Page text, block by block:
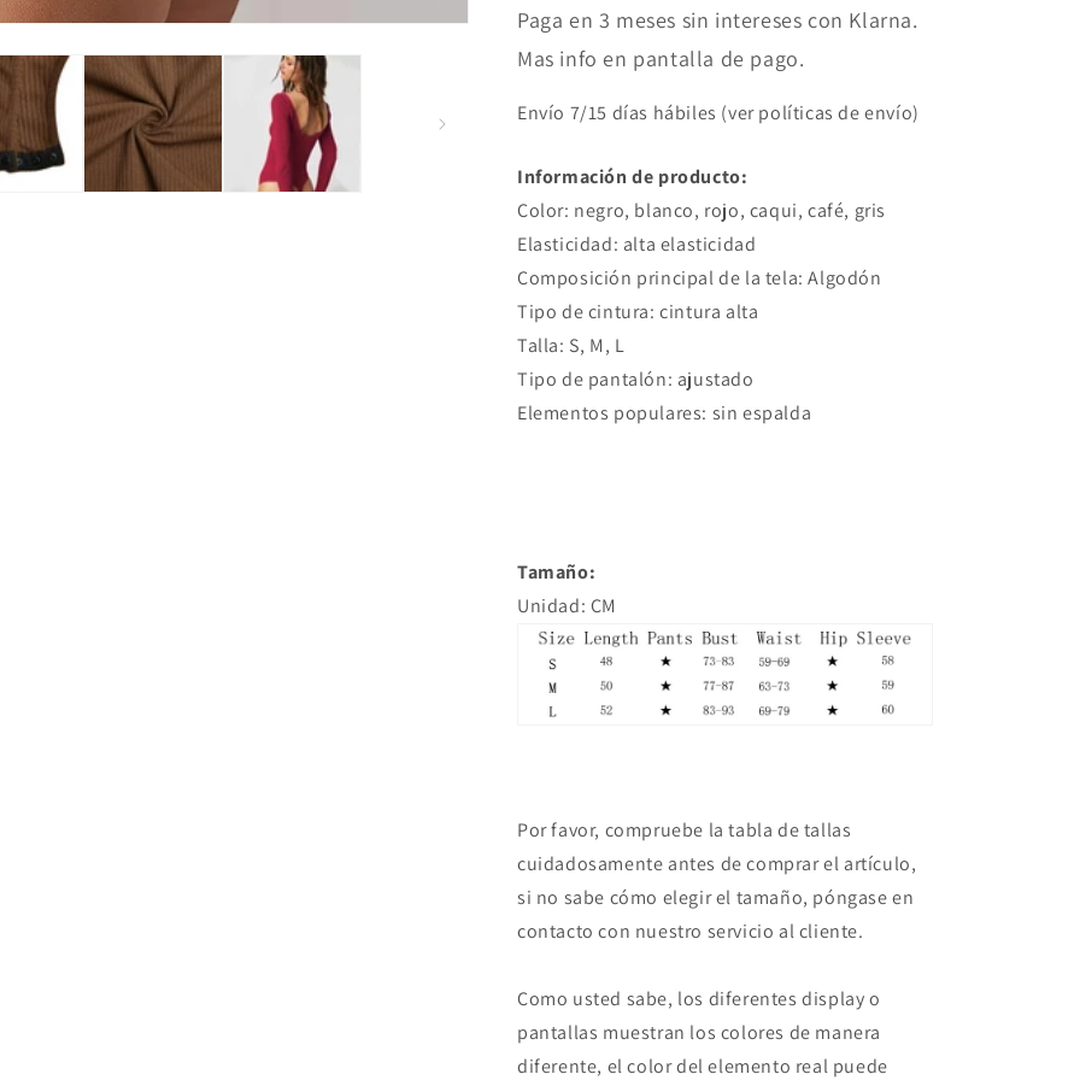
Paga en 3 meses sin intereses con Klarna.
Mas info en pantalla de pago.
Envío 7/15 días hábiles (ver políticas de envío)
Información de producto:
Color: negro, blanco, rojo, caqui, café, gris
Elasticidad: alta elasticidad
Composición principal de la tela: Algodón
Tipo de cintura: cintura alta
Talla: S, M, L
Tipo de pantalón: ajustado
Elementos populares: sin espalda
Tamaño:
Unidad: CM
Por favor, compruebe la tabla de tallas
cuidadosamente antes de comprar el artículo,
si no sabe cómo elegir el tamaño, póngase en
contacto con nuestro servicio al cliente.
Como usted sabe, los diferentes display o
pantallas muestran los colores de manera
diferente, el color del elemento real puede